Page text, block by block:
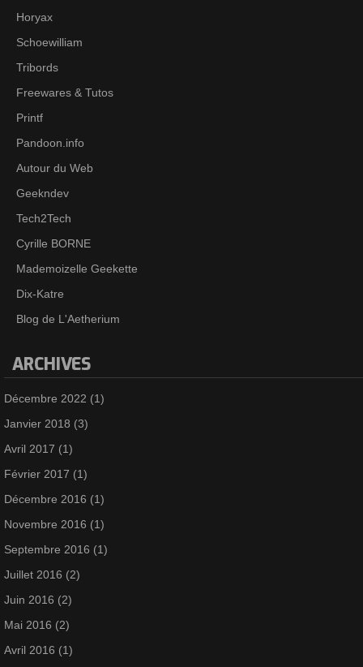
Horyax
Schoewilliam
Tribords
Freewares & Tutos
Printf
Pandoon.info
Autour du Web
Geekndev
Tech2Tech
Cyrille BORNE
Mademoizelle Geekette
Dix-Katre
Blog de L'Aetherium
ARCHIVES
Décembre 2022 (1)
Janvier 2018 (3)
Avril 2017 (1)
Février 2017 (1)
Décembre 2016 (1)
Novembre 2016 (1)
Septembre 2016 (1)
Juillet 2016 (2)
Juin 2016 (2)
Mai 2016 (2)
Avril 2016 (1)